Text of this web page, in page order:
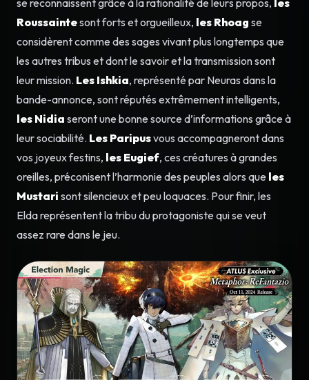
Roussaintesont forts et orgueilleux, les Rhoag se
considèrent comme des sages vivant plus longtemps que
les autres tribus et dont le savoir et la transmission sont
leur mission. Les Ishkia, représenté par Neuras dans la
bande-annonce, sont réputés extrêmement intelligents,
les Nidia seront une bonne source d’informations grâce à
leur sociabilité. Les Paripusvous accompagneront dans
vos joyeux festins, les Eugief, ces créatures à grandes
oreilles, préconisent l’harmonie des peuples alors que les
Mustari sont silencieux et peu loquaces. Pour finir, les
Elda représentent la tribu du protagoniste qui se veut
assez rare dans le jeu.